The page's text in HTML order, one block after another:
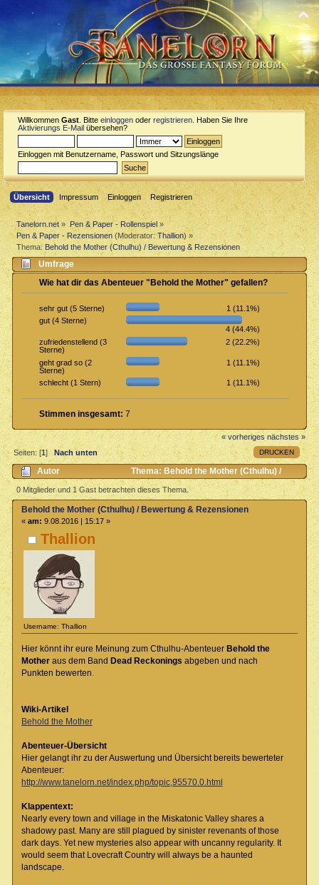
Willkommen Gast . Bitte einloggen oder registrieren . Haben Sie Ihre
Aktivierungs E-Mail übersehen?
Einloggen mit Benutzername, Passwort und Sitzungslänge
Übersicht Impressum Einloggen Registrieren
Tanelorn.net » Pen & Paper - Rollenspiel»
Pen & Paper - Rezensionen(Moderator:Thallion) »
Thema:Behold the Mother (Cthulhu) / Bewertung & Rezensionen
Umfrage
Wie hat dir das Abenteuer "Behold the Mother" gefallen?
sehr gut (5 Sterne)
1 (11.1%)
gut (4 Sterne)
4 (44.4%)
zufriedenstellend (3
Sterne)
2 (22.2%)
geht grad so (2
Sterne)
1 (11.1%)
schlecht (1 Stern) 1 (11.1%)
Stimmen insgesamt: 7
« vorheriges nächstes »
DRUCKEN
Seiten: [1] Nach unten
Autor
Thema: Behold the Mother (Cthulhu) /
Bewertung & Rezensionen (Gelesen 5708 mal)
0 Mitglieder und 1 Gast betrachten dieses Thema.
Thallion
Username: Thallion
Behold the Mother (Cthulhu) / Bewertung & Rezensionen
« am: 9.08.2016 | 15:17 »
Hier könnt ihr eure Meinung zum Cthulhu-Abenteuer Behold the
Motheraus dem Band Dead Reckonings abgeben und nach
Punkten bewerten.
Wiki-Artikel
Behold the Mother
Abenteuer-Übersicht
Hier gelangt ihr zu der Auswertung und Übersicht bereits bewerteter
Abenteuer:
http://www.tanelorn.net/index.php/topic,95570.0.html
Klappentext:
Nearly every town and village in the Miskatonic Valley shares a
shadowy past. Many are still plagued by sinister revenants of those
dark days. Yet new mysteries also appear with uncanny regularity. It
would seem that Lovecraft Country will always be a haunted
landscape.